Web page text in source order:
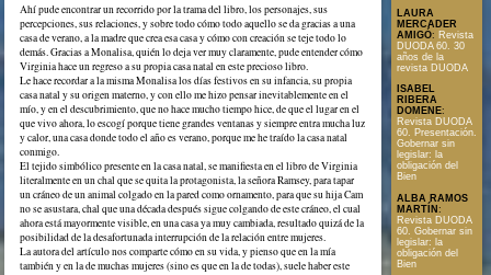
Ahí pude encontrar un recorrido por la trama del libro, los personajes, sus
percepciones, sus relaciones, y sobre todo cómo todo aquello se da gracias a una
casa de verano, a la madre que crea esa casa y cómo con creación se teje todo lo
demás. Gracias a Monalisa, quién lo deja ver muy claramente, pude entender cómo
Virginia hace un regreso a su propia casa natal en este precioso libro.
Le hace recordar a la misma Monalisa los días festivos en su infancia, su propia
casa natal y su origen materno, y con ello me hizo pensar inevitablemente en el
mío, y en el descubrimiento, que no hace mucho tiempo hice, de que el lugar en el
que vivo ahora, lo escogí porque tiene grandes ventanas y siempre entra mucha luz
y calor, una casa donde todo el año es verano, porque me he traído la casa natal
conmigo.
El tejido simbólico presente en la casa natal, se manifiesta en el libro de Virginia
literalmente en un chal que se quita la protagonista, la señora Ramsey, para tapar
un cráneo de un animal colgado en la pared como ornamento, para que su hija Cam
no se asustara, chal que una década después sigue colgando de este cráneo, el cual
ahora está mayormente visible, en una casa ya muy cambiada, resultado quizá de la
posibilidad de la desafortunada interrupción de la relación entre mujeres.
La autora del artículo nos comparte cómo en su vida, y pienso que en la mía
también y en la de muchas mujeres (sino es que en la de todas), suele haber este
LAURA
MERCADER
AMIGÓ: Revista
DUODA 60. 30
años de la
revista DUODA
ISABEL
RIBERA
DOMENE:
Revista DUODA
60. Presentación.
Gobernar sin
legislar: la
obligación del
Bien
ALBA RAMOS
MARTÍN :
Revista DUODA
60. Gobernar sin
legislar: la
obligación del
Bien